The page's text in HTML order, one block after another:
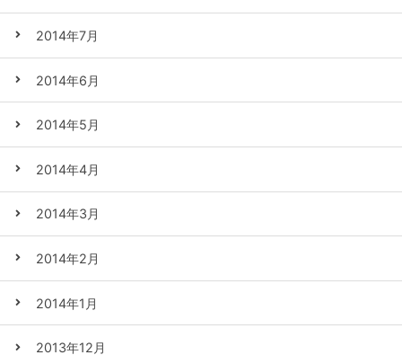
2014年7月
2014年6月
2014年5月
2014年4月
2014年3月
2014年2月
2014年1月
2013年12月